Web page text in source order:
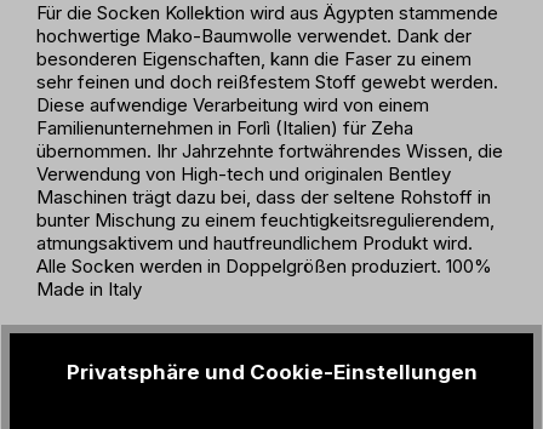
Für die Socken Kollektion wird aus Ägypten stammende
hochwertige Mako-Baumwolle verwendet. Dank der
besonderen Eigenschaften, kann die Faser zu einem
sehr feinen und doch reißfestem Stoff gewebt werden.
Diese aufwendige Verarbeitung wird von einem
Familienunternehmen in Forlì (Italien) für Zeha
übernommen. Ihr Jahrzehnte fortwährendes Wissen, die
Verwendung von High-tech und originalen Bentley
Maschinen trägt dazu bei, dass der seltene Rohstoff in
bunter Mischung zu einem feuchtigkeitsregulierendem,
atmungsaktivem und hautfreundlichem Produkt wird.
Alle Socken werden in Doppelgrößen produziert. 100%
Made in Italy
Produktdetails
Privatsphäre und Cookie-Einstellungen